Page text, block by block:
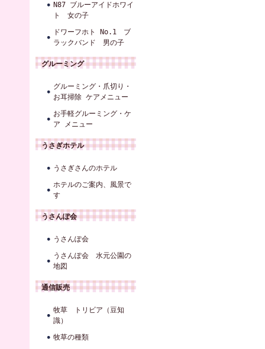
N87 ブルーアイドホワイ
ト 女の子
ドワーフホト No.1 ブ
ラックバンド 男の子
グルーミング
グルーミング・爪切り・
お耳掃除 ケアメニュー
お手軽グルーミング・ケ
ア メニュー
うさぎホテル
うさぎさんのホテル
ホテルのご案内、風景で
す
うさんぽ会
うさんぽ会
うさんぽ会 水元公園の
地図
通信販売
牧草 トリビア（豆知
識）
牧草の種類